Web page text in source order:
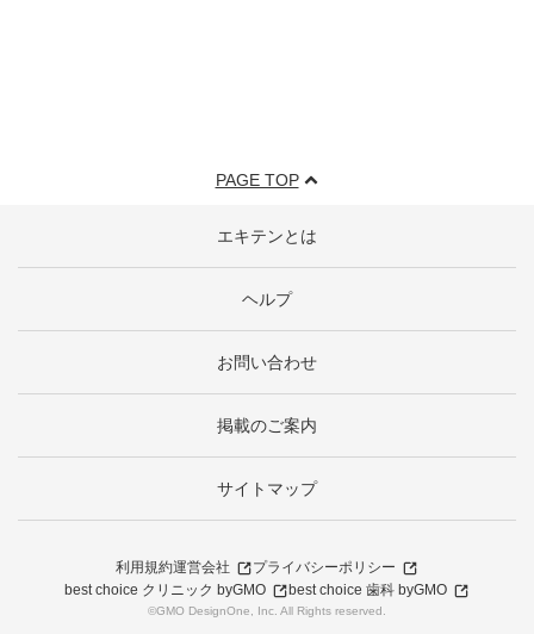
PAGE TOP
エキテンとは
ヘルプ
お問い合わせ
掲載のご案内
サイトマップ
利用規約運営会社
プライバシーポリシー
best choice クリニック byGMO
best choice 歯科 byGMO
©GMO DesignOne, Inc. All Rights reserved.